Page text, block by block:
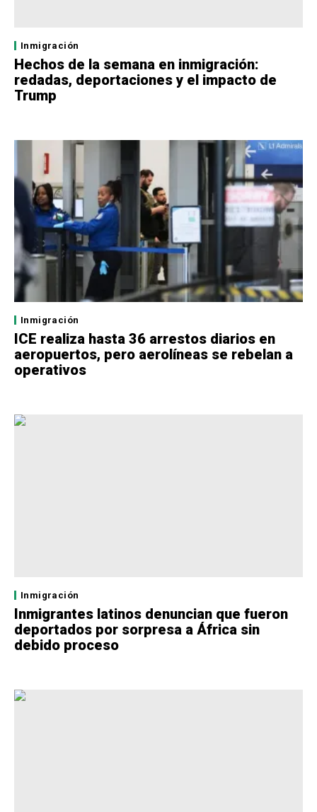
Inmigración
Hechos de la semana en inmigración:
redadas, deportaciones y el impacto de
Trump
Inmigración
ICE realiza hasta 36 arrestos diarios en
aeropuertos, pero aerolíneas se rebelan a
operativos
Inmigración
Inmigrantes latinos denuncian que fueron
deportados por sorpresa a África sin
debido proceso